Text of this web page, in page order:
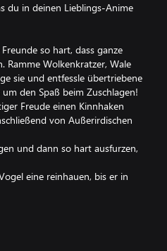
du in deinen Lieblings-Anime
so hart, dass ganze
Ramme Wolkenkratzer, Wale
sie und entfessle übertriebene
den Spaß beim Zuschlagen!
Freude einen Kinnhaken
von Außerirdischen
und dann so hart ausfurzen,
eine reinhauen, bis er in